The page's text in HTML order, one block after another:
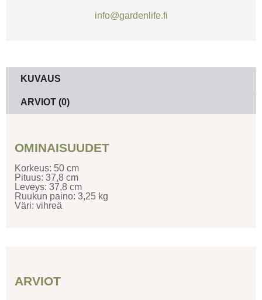
info@gardenlife.fi
KUVAUS
ARVIOT (0)
OMINAISUUDET
Korkeus: 50 cm
Pituus: 37,8 cm
Leveys: 37,8 cm
Ruukun paino: 3,25 kg
Väri: vihreä
ARVIOT